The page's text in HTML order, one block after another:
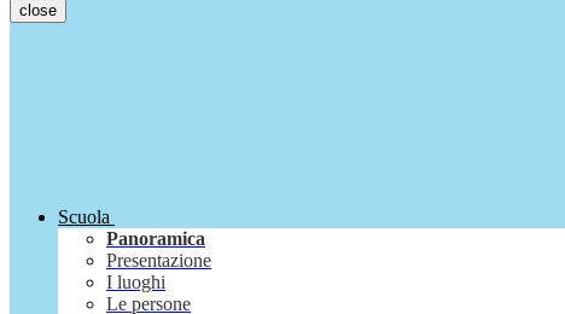
close
Scuola
Panoramica
Presentazione
I luoghi
Le persone